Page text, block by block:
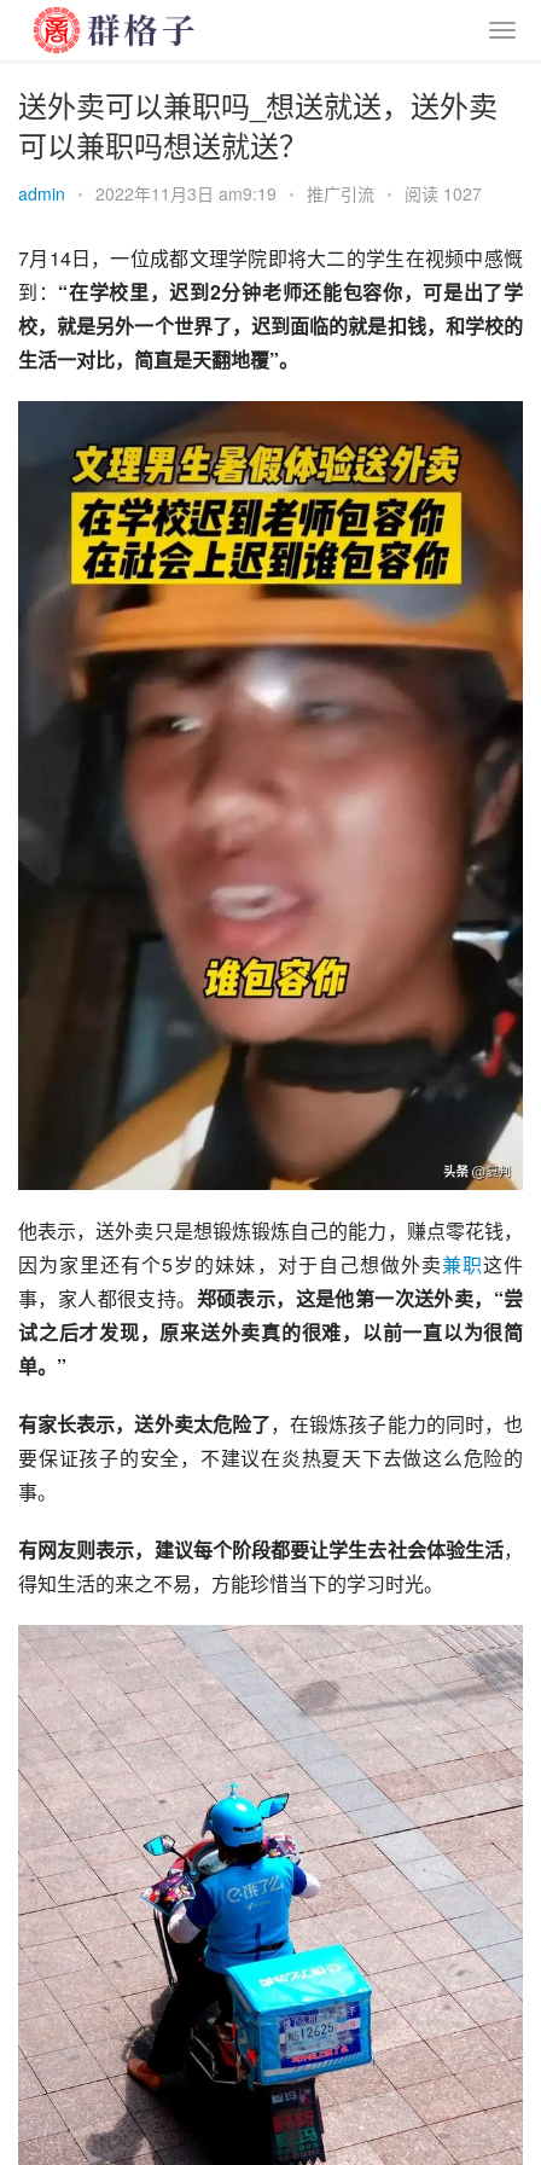
送外卖可以兼职吗_想送就送，送外卖
可以兼职吗想送就送？
admin • 2022年11月3日 am9:19 • 推广引流 • 阅读 1027
7月14日，一位成都文理学院即将大二的学生在视频中感慨
到： “在学校里，迟到2分钟老师还能包容你，可是出了学
校，就是另外一个世界了，迟到面临的就是扣钱，和学校的
生活一对比，简直是天翻地覆”。
他表示，送外卖只是想锻炼锻炼自己的能力，赚点零花钱，
因为家里还有个5岁的妹妹，对于自己想做外卖兼职这件
事，家人都很支持。 郑硕表示，这是他第一次送外卖，“尝
试之后才发现，原来送外卖真的很难，以前一直以为很简
单。”
有家长表示，送外卖太危险了，在锻炼孩子能力的同时，也
要保证孩子的安全，不建议在炎热夏天下去做这么危险的
事。
有网友则表示，建议每个阶段都要让学生去社会体验生活，
得知生活的来之不易，方能珍惜当下的学习时光。